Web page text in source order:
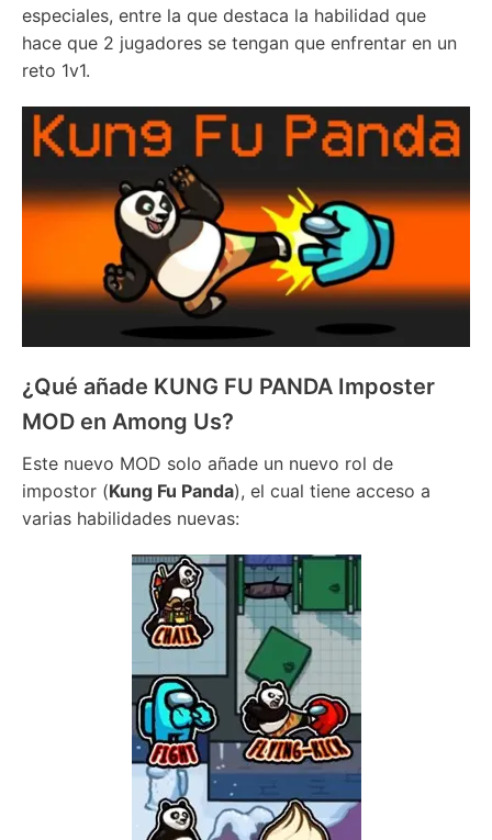
especiales, entre la que destaca la habilidad que
hace que 2 jugadores se tengan que enfrentar en un
reto 1v1.
¿Qué añade KUNG FU PANDA Imposter
MOD en Among Us?
Este nuevo MOD solo añade un nuevo rol de
impostor (Kung Fu Panda), el cual tiene acceso a
varias habilidades nuevas: